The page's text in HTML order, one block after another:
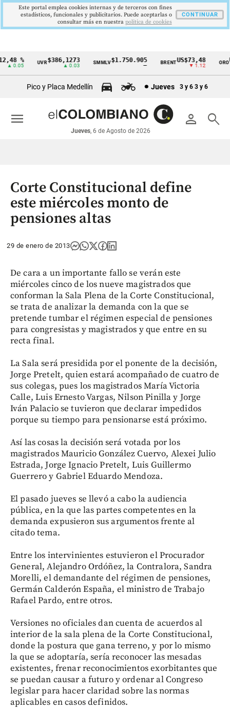
Cintillo
económicos
Colombia
%
▲ 0.05
UVR$386,1273
▲ 0.03
SMMLV$1.750.905 BRENTUS$73,48
▼ 1.12
ORO
Pico y Placa Medellín Jueves 3 y 6 3 y 6
person search
Jueves, 6 de Agosto de 2026
menu
Corte Constitucional define
este miércoles monto de
pensiones altas
29 de enero de 2013
De cara a un importante fallo se verán este
miércoles cinco de los nueve magistrados que
conforman la Sala Plena de la Corte Constitucional,
se trata de analizar la demanda con la que se
pretende tumbar el régimen especial de pensiones
para congresistas y magistrados y que entre en su
recta final.
La Sala será presidida por el ponente de la decisión,
Jorge Pretelt, quien estará acompañado de cuatro de
sus colegas, pues los magistrados María Victoria
Calle, Luis Ernesto Vargas, Nilson Pinilla y Jorge
Iván Palacio se tuvieron que declarar impedidos
porque su tiempo para pensionarse está próximo.
Así las cosas la decisión será votada por los
magistrados Mauricio González Cuervo, Alexei Julio
Estrada, Jorge Ignacio Pretelt, Luis Guillermo
Guerrero y Gabriel Eduardo Mendoza.
El pasado jueves se llevó a cabo la audiencia
pública, en la que las partes competentes en la
demanda expusieron sus argumentos frente al
citado tema.
Entre los intervinientes estuvieron el Procurador
General, Alejandro Ordóñez, la Contralora, Sandra
Morelli, el demandante del régimen de pensiones,
Germán Calderón España, el ministro de Trabajo
Rafael Pardo, entre otros.
Versiones no oficiales dan cuenta de acuerdos al
interior de la sala plena de la Corte Constitucional,
donde la postura que gana terreno, y por lo mismo
la que se adoptaría, sería reconocer las mesadas
existentes, frenar reconocimientos exorbitantes que
se puedan causar a futuro y ordenar al Congreso
legislar para hacer claridad sobre las normas
aplicables en casos definidos.
Este portal emplea cookies internas y de terceros con fines
estadísticos, funcionales y publicitarios. Puede aceptarlas o
consultar más en nuestra politica de cookies
CONTINUAR